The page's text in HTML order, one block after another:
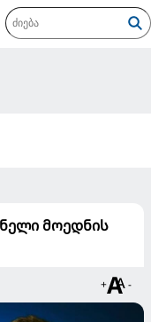
მოედნის
+ -